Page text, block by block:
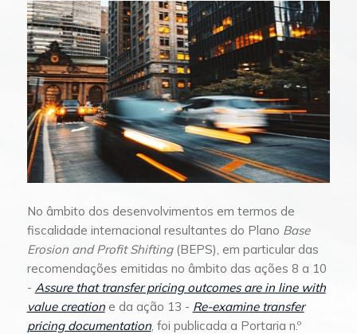
No âmbito dos desenvolvimentos em termos de
fiscalidade internacional resultantes do Plano Base
Erosion and Profit Shifting(BEPS), em particular das
recomendações emitidas no âmbito das ações 8 a 10
- Assure that transfer pricing outcomes are in line with
value creatione da ação 13 - Re-examine transfer
pricing documentation, foi publicada a Portaria n.º